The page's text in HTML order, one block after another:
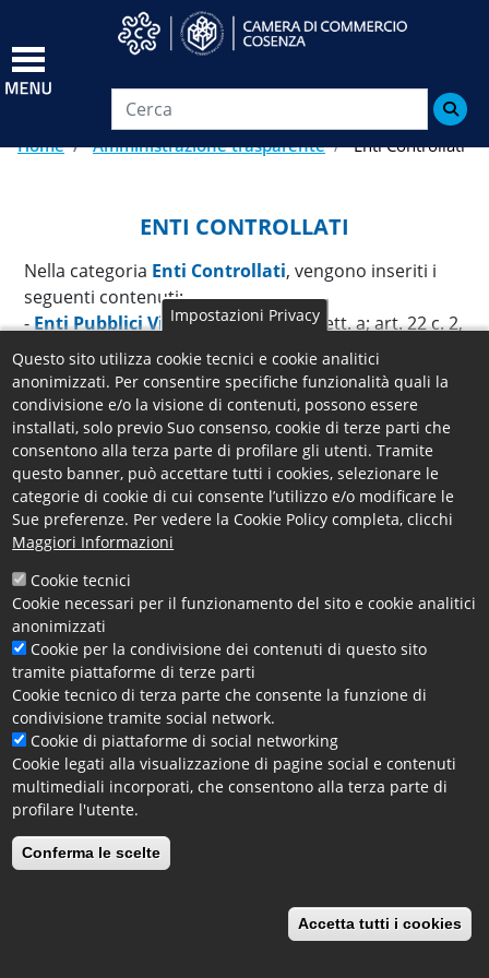
al
principale

Home Amministrazione trasparente Enti Controllati
ENTI CONTROLLATI
Nella categoria Enti Controllati, vengono inseriti i
seguenti contenuti:
-Enti Pubblici Vigilati- art. 22, c. 1, lett. a; art. 22 c. 2,
3 - D.Lgs. 33/2013
-Società Partecipate- art. 22, c. 1, lett. b; art. 22, c. 2,
3 - D.Lgs. 33/2013
-Enti di Diritto Privato Controllati- art. 22, c. 1, lett
c; art. 22, c. 2, 3 - D.Lgs. 33/2013
-Rappresentazione Grafica- art. 22, c. 1, lett. d -
D.Lgs. 33/2013
Per le annualità pregresse è possibile consultare la
documentazione presente in "
Valutazione e Merito".
Aggiornamento al 25.03.2025
Link Interni
Enti Pubblici Vigilati
Enti di Diritto Privato Controllati
Rappresentazione Grafica
Società Partecipate
Facebook
X Email
Impostazioni Privacy
Questo sito utilizza cookie tecnici e cookie analitici
anonimizzati. Per consentire specifiche funzionalità quali la
condivisione e/o la visione di contenuti, possono essere
installati, solo previo Suo consenso, cookie di terze parti che
consentono alla terza parte di profilare gli utenti. Tramite
questo banner, può accettare tutti i cookies, selezionare le
categorie di cookie di cui consente l’utilizzo e/o modificare le
Sue preferenze. Per vedere la Cookie Policy completa, clicchi
Maggiori Informazioni
Cookie tecnici
Cookie necessari per il funzionamento del sito e cookie analitici
anonimizzati
Cookie per la condivisione dei contenuti di questo sito
tramite piattaforme di terze parti
Cookie tecnico di terza parte che consente la funzione di
condivisione tramite social network.
Cookie di piattaforme di social networking
Cookie legati alla visualizzazione di pagine social e contenuti
multimediali incorporati, che consentono alla terza parte di
profilare l'utente.
Conferma le scelte
Accetta tutti i cookies